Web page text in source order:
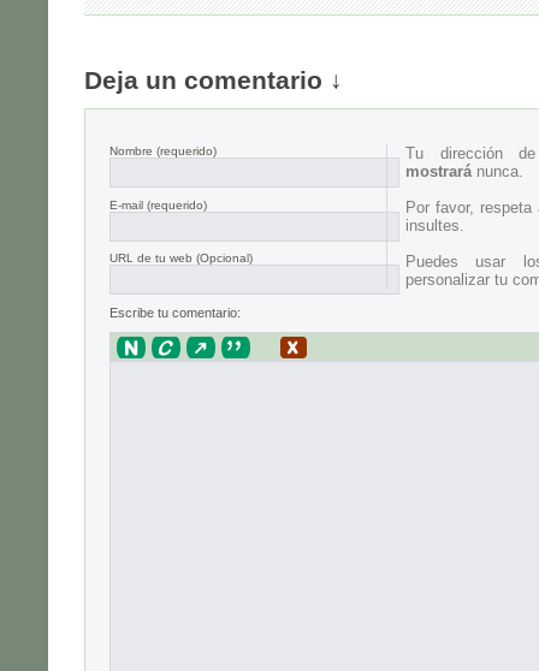
Deja un comentario ↓
Nombre (requerido)
E-mail (requerido)
URL de tu web (Opcional)
Tu dirección
mostraránunca.
Por favor,
insultes.
Puedes usar
personalizar tu
Escribe tu comentario: